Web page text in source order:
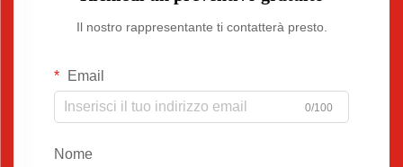
Il nostro rappresentante ti contatterà presto.
Email
0/100
Nome